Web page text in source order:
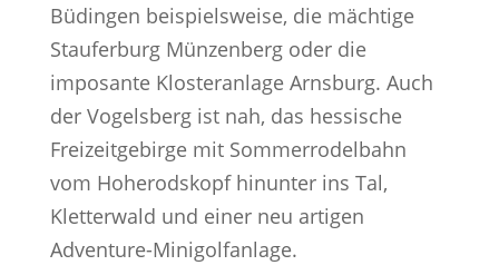
Büdingen beispielsweise, die mächtige
Stauferburg Münzenberg oder die
imposante Klosteranlage Arnsburg. Auch
der Vogelsberg ist nah, das hessische
Freizeitgebirge mit Sommerrodelbahn
vom Hoherodskopf hinunter ins Tal,
Kletterwald und einer neu artigen
Adventure-Minigolfanlage.